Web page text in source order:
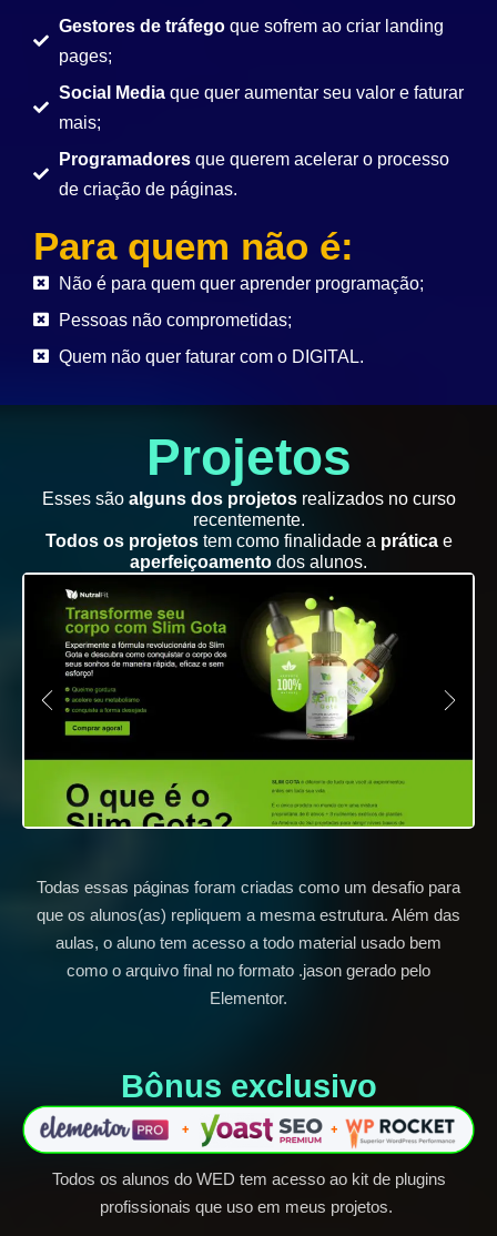
Gestores de tráfegoque sofrem ao criar landing
pages;
Social Media que quer aumentar seu valor e faturar
mais;
Programadores que querem acelerar o processo
de criação de páginas.
Para quem não é:
Não é para quem quer aprender programação;
Pessoas não comprometidas;
Quem não quer faturar com o DIGITAL.
Projetos
Esses sãoalguns dos projetosrealizados no curso
recentemente.
Todos os projetos tem como finalidade a prática e
aperfeiçoamento dos alunos.
Todas essas páginas foram criadas como um desafio para
que os alunos(as) repliquem a mesma estrutura. Além das
aulas, o aluno tem acesso a todo material usado bem
como o arquivo final no formato .jason gerado pelo
Elementor.
Bônus exclusivo​
Todos os alunos do WED tem acesso ao kit de plugins
profissionais que uso em meus projetos.